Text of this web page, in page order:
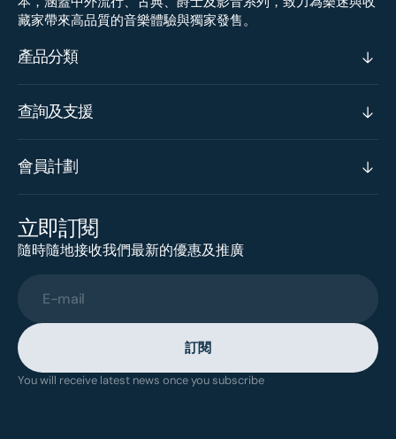
藏家帶來高品質的音樂體驗與獨家發售。
產品分類
查詢及支援
會員計劃
立即訂閱
隨時隨地接收我們最新的優惠及推廣
E-mail
訂閱
You will receive latest news once you subscribe